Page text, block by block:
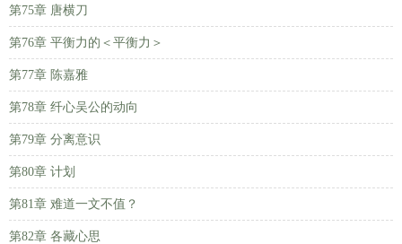
第75章 唐横刀
第76章 平衡力的＜平衡力＞
第77章 陈嘉雅
第78章 纤心吴公的动向
第79章 分离意识
第80章 计划
第81章 难道一文不值？
第82章 各藏心思